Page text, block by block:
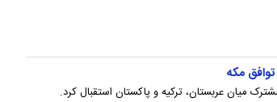
مکه
میان عربستان، ترکیه و پاکستان استقبال کرد.